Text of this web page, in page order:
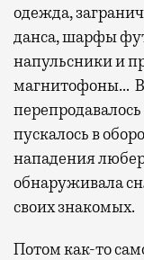
одежда,
данса, шарфы
напульсники и
магнитофоны… В
пускалось в
нападения
обнаруживала
своих знакомых.
Потом как-то